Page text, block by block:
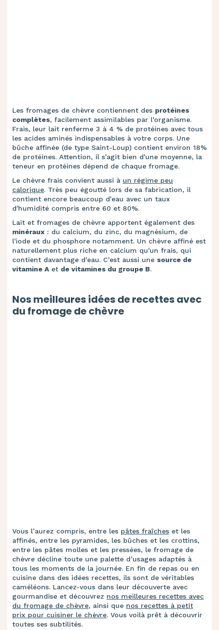
Les fromages de chèvre contiennent des protéines
complètes, facilement assimilables par l'organisme.
Frais, leur lait renferme 3 à 4 % de protéines avec tous
les acides aminés indispensables à votre corps. Une
bûche affinée (de type Saint-Loup) contient environ 18%
de protéines. Attention, il s'agit bien d'une moyenne, la
teneur en protéines dépend de chaque fromage.
Le chèvre frais convient aussi à un régime peu
calorique. Très peu égoutté lors de sa fabrication, il
contient encore beaucoup d'eau avec un taux
d'humidité compris entre 60 et 80%.
Lait et fromages de chèvre apportent également des
minéraux : du calcium, du zinc, du magnésium, de
l'iode et du phosphore notamment. Un chèvre affiné est
naturellement plus riche en calcium qu'un frais, qui
contient davantage d'eau. C'est aussi une source de
vitamine Aet de vitamines du groupe B.
Nos meilleures idées de recettes avec
du fromage de chèvre
Vous l’aurez compris, entre les pâtes fraîches et les
affinés, entre les pyramides, les bûches et les crottins,
entre les pâtes molles et les pressées, le fromage de
chèvre décline toute une palette d’usages adaptés à
tous les moments de la journée. En fin de repas ou en
cuisine dans des idées recettes, ils sont de véritables
caméléons. Lancez-vous dans leur découverte avec
gourmandise et découvrez nos meilleures recettes avec
du fromage de chèvre, ainsi que nos recettes à petit
prix pour cuisiner le chèvre. Vous voilà prêt à découvrir
toutes ses subtilités.